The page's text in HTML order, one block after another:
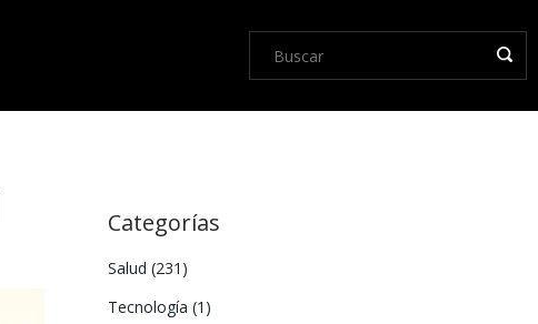
Categorías
Salud (231)
Tecnología (1)